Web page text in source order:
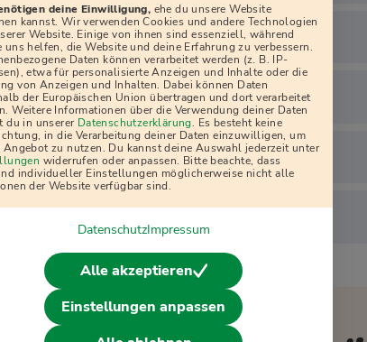
deine Einwilligung, ehe du unsere Website
kannst. Wir verwenden Cookies und andere Technologien
Website. Einige von ihnen sind essenziell, während
uns helfen, die Website und deine Erfahrung zu verbessern.
Daten können verarbeitet werden (z. B. IP-
etwa für personalisierte Anzeigen und Inhalte oder die
von Anzeigen und Inhalten. Dabei können Daten
der Europäischen Union übertragen und dort verarbeitet
Weitere Informationen über die Verwendung deiner Daten
du in unserer Datenschutzerklärung. Es besteht keine
in die Verarbeitung deiner Daten einzuwilligen, um
Angebot zu nutzen. Du kannst deine Auswahl jederzeit unter
widerrufen oder anpassen. Bitte beachte, dass
individueller Einstellungen möglicherweise nicht alle
der Website verfügbar sind.
DatenschutzImpressum
Alle akzeptieren
Einstellungen anpassen